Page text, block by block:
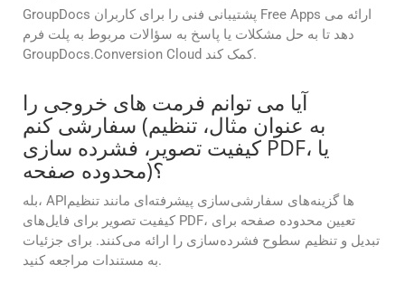
GroupDocs پشتیبانی فنی را برای کاربران Free Apps ارائه می
دهد تا به حل مشکلات یا پاسخ به سؤالات مربوط به پلت فرم
GroupDocs.Conversion Cloud کمک کند.
آیا می توانم فرمت های خروجی را
سفارشی کنم (به عنوان مثال، تنظیم
کیفیت تصویر، فشرده سازی PDF، یا
محدوده صفحه)؟
بله، APIها گزینه‌های سفارشی‌سازی پیشرفته‌ای مانند تنظیم
کیفیت تصویر برای فایل‌های PDF، تعیین محدوده صفحه برای
تبدیل و تنظیم سطوح فشرده‌سازی را ارائه می‌کنند. برای جزئیات
به مستندات مراجعه کنید.